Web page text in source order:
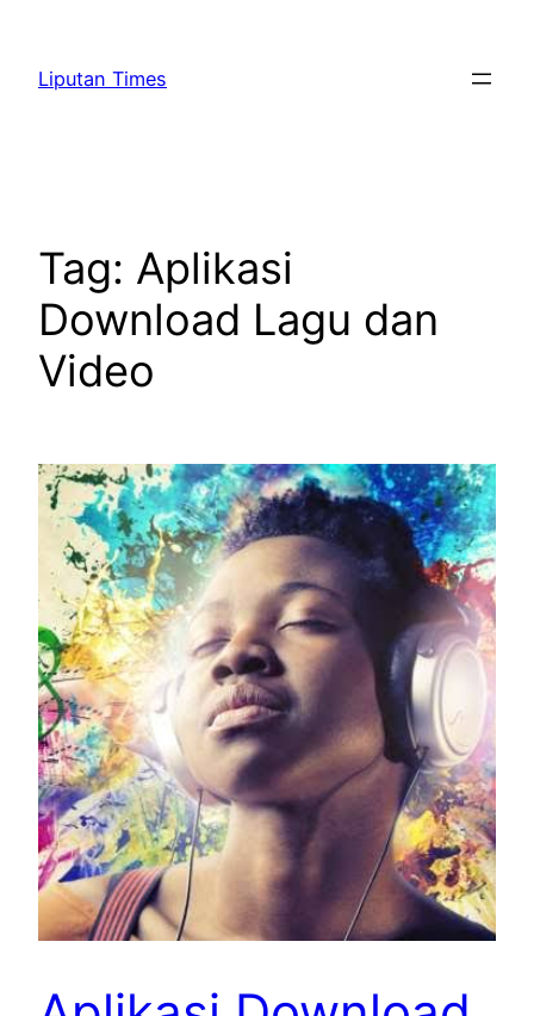
content
Liputan Times
Tag: Aplikasi
Download Lagu dan
Video